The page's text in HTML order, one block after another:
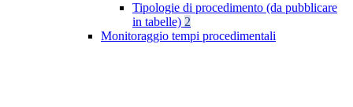
Tipologie di procedimento (da pubblicare
in tabelle) 2
Monitoraggio tempi procedimentali